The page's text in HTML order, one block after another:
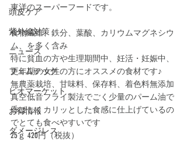
頭皮ケア
紫外線対策
ニュース
フェムテック
ビオマーケット
お得情報
ダメージレス
東洋のスーパーフードです。﻿
食物繊維、鉄分、葉酸、カリウムマグネシウ
ム、を多く含み
特に貧血の方や生理期間中、妊活・妊娠中、
更年期の女性の方にオススメの食材です♪﻿
無農薬栽培、甘味料、保存料、着色料無添加
真空低音フライ製法でごく少量のパーム油で
香ばしくカリッとした食感に仕上げているの
でとても食べやすいです
25ｇ 420円（税抜）